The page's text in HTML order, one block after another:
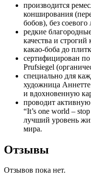
производится
конширования
бобов), без
редкие
качества и строгий
какао-боба до
сертифицирован
Prufsiegel
специально для
художница
и вдохновенную
проводит
“It’s one world –
лучший уровень
мира.
Отзывы
Отзывов пока нет.